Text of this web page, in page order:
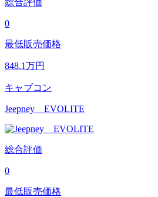
0
最低販売価格
848.1万円
キャブコン
Jeepney EVOLITE
総合評価
0
最低販売価格